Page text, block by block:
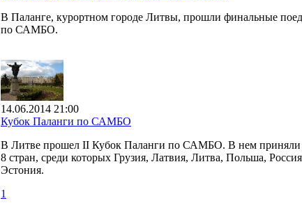
В Паланге, курортном городе Литвы, прошли финальные
по САМБО.
14.06.2014 21:00
Кубок Паланги по САМБО
В Литве прошел II Кубок Паланги по САМБО. В нем приняли
8 стран, среди которых Грузия, Латвия, Литва, Польша,
Эстония.
1